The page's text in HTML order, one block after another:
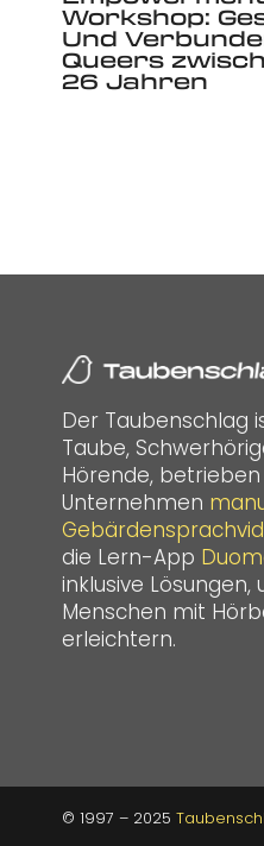
Workshop:
Und
Queers
26 Jahren
Der Taubenschlag
Taube,
Hörende,
Unternehmen
die Lern-App
inklusive
Menschen mit
erleichtern.
© 1997 – 2025